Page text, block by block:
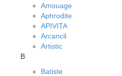
Amouage
Aphrodite
APIVITA
Arcancil
Artistic
B
Batiste